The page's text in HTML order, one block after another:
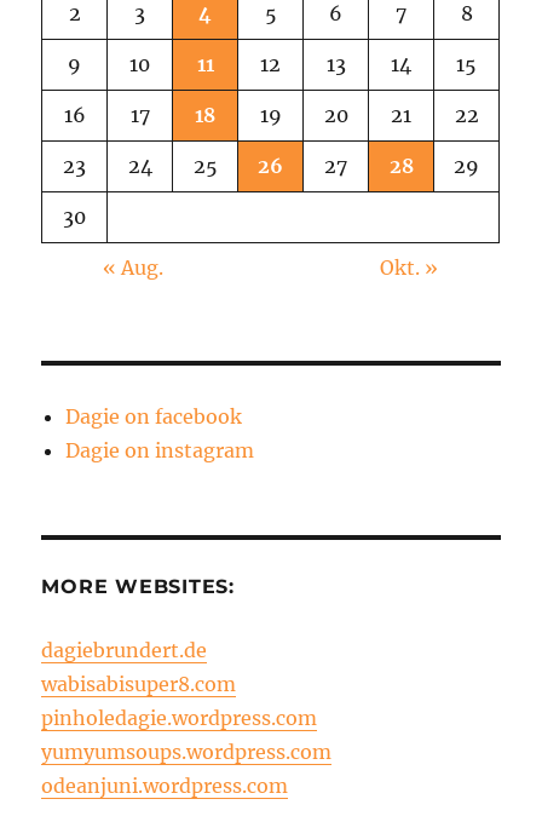
2 3 4 5 6 7 8
9 10 11 12 13 14 15
16 17 18 19 20 21 22
23 24 25 26 27 28 29
30
« Aug. Okt. »
Dagie on facebook
Dagie on instagram
MORE WEBSITES:
dagiebrundert.de
wabisabisuper8.com
pinholedagie.wordpress.com
yumyumsoups.wordpress.com
odeanjuni.wordpress.com